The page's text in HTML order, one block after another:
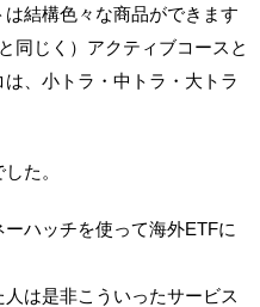
結構色々な商品ができます
同じく）アクティブコースと
、小トラ・中トラ・大トラ
た。
ハッチを使って海外ETFに
は是非こういったサービス